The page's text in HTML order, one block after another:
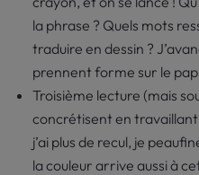
la phrase ? Quels mots
traduire en dessin ?
prennent forme sur le
Troisième lecture (mais
concrétisent en
j’ai plus de recul, je
la couleur arrive aussi à